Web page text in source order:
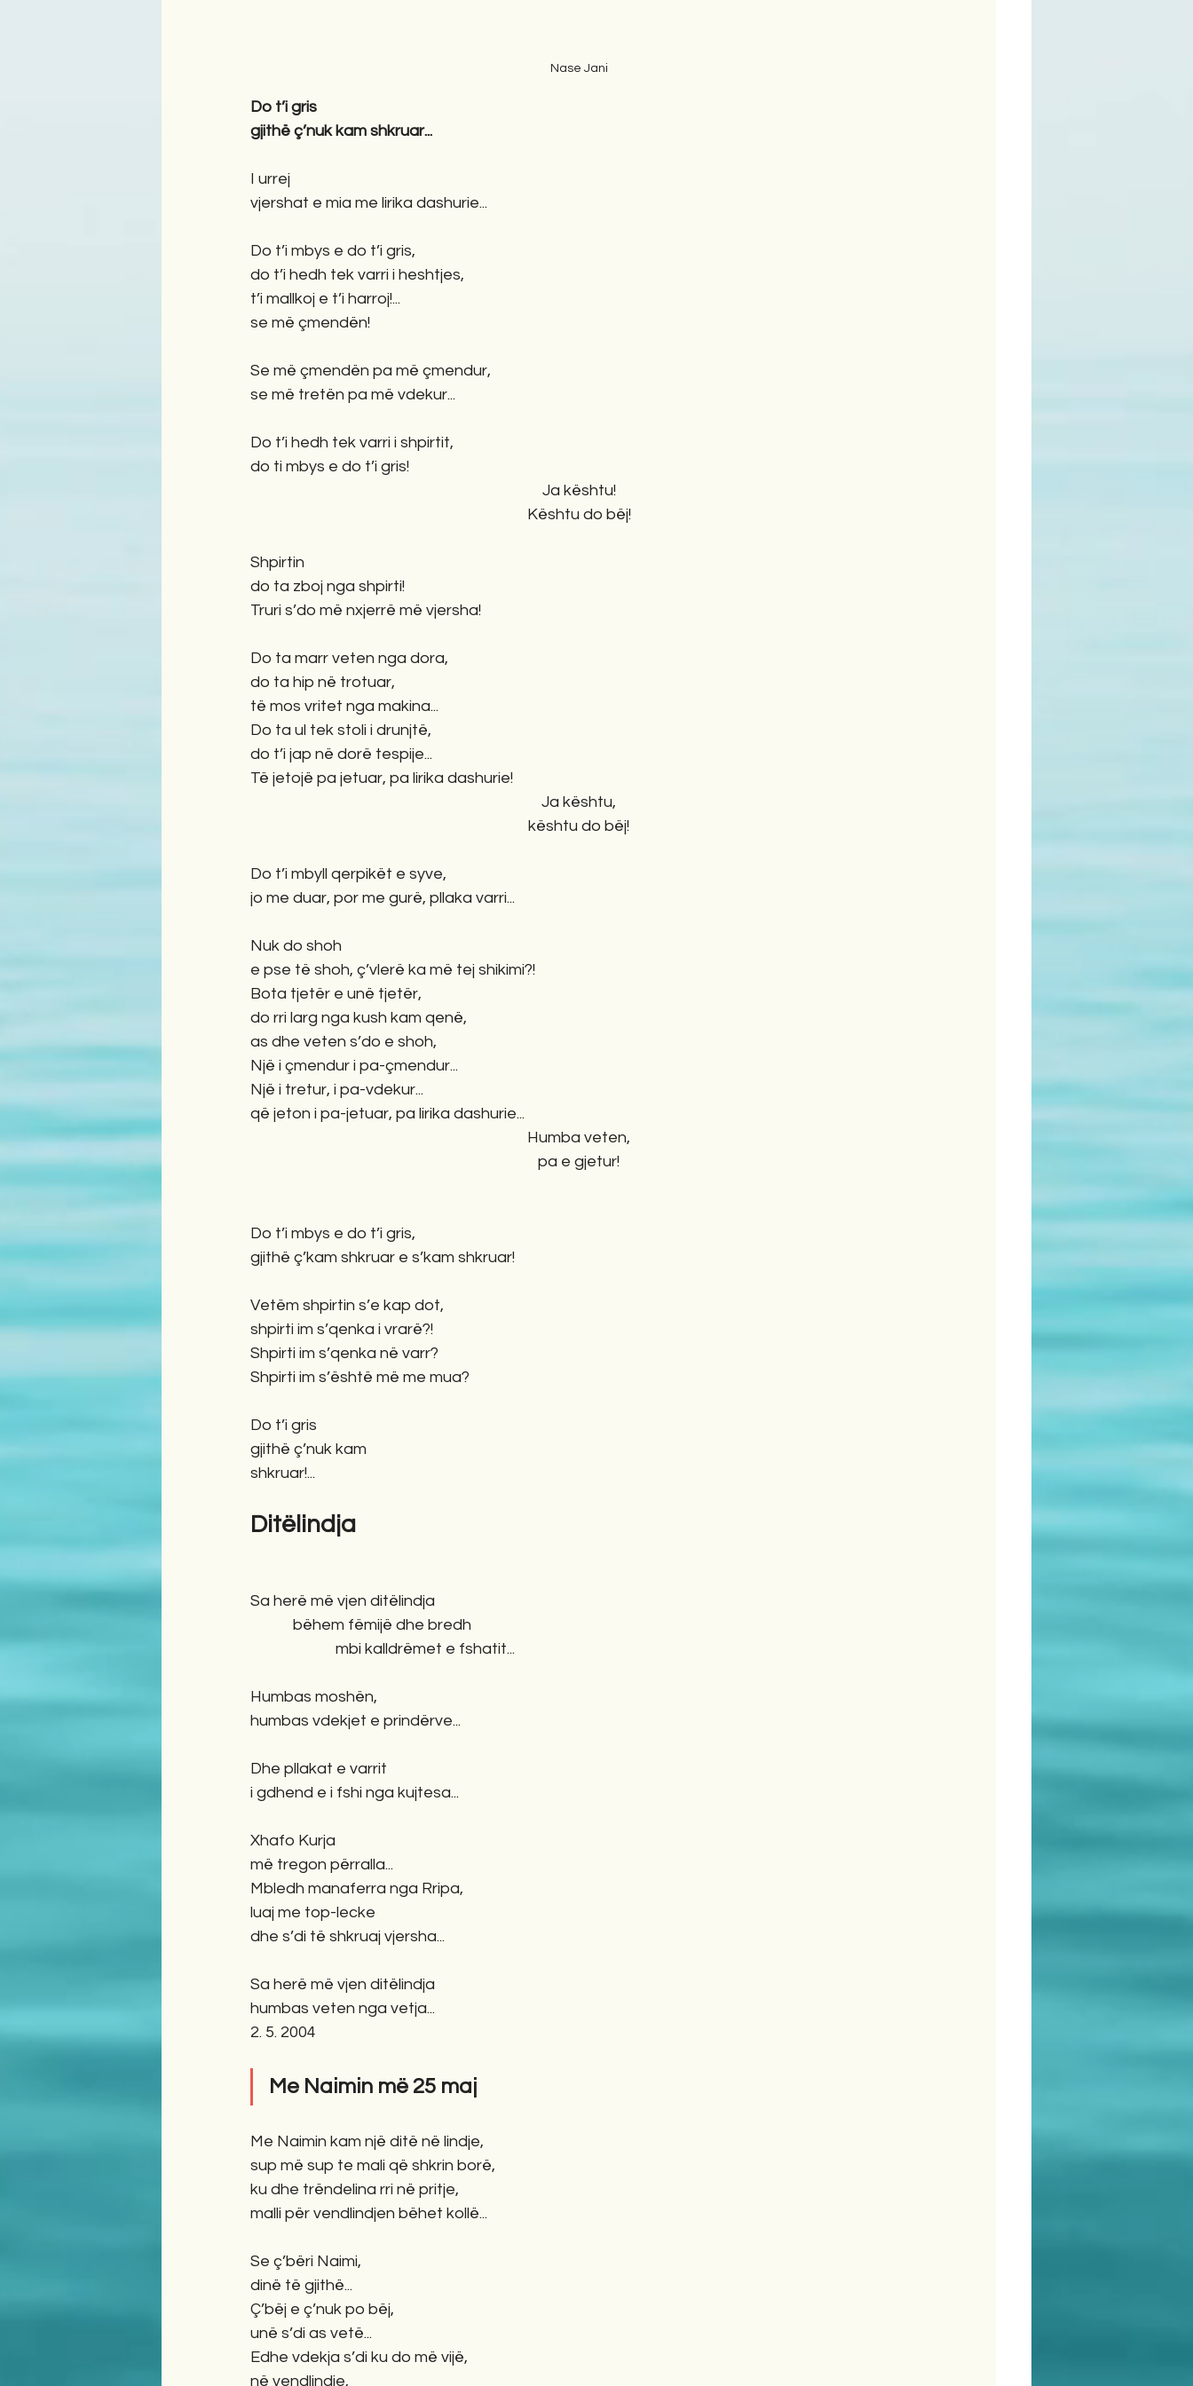
Nase Jani
Do t’i gris
gjithë ç’nuk kam shkruar...
I urrej
vjershat e mia me lirika dashurie...
Do t’i mbys e do t’i gris,
do t’i hedh tek varri i heshtjes,
t’i mallkoj e t’i harroj!...
se më çmendën!
Se më çmendën pa më çmendur,
se më tretën pa më vdekur...
Do t’i hedh tek varri i shpirtit,
do ti mbys e do t’i gris!
Ja kështu!
Kështu do bëj!
Shpirtin
do ta zboj nga shpirti!
Truri s’do më nxjerrë më vjersha!
Do ta marr veten nga dora,
do ta hip në trotuar,
të mos vritet nga makina...
Do ta ul tek stoli i drunjtë,
do t’i jap në dorë tespije...
Të jetojë pa jetuar, pa lirika dashurie!
Ja kështu,
kështu do bëj!
Do t’i mbyll qerpikët e syve,
jo me duar, por me gurë, pllaka varri...
Nuk do shoh
e pse të shoh, ç’vlerë ka më tej shikimi?!
Bota tjetër e unë tjetër,
do rri larg nga kush kam qenë,
as dhe veten s’do e shoh,
Një i çmendur i pa-çmendur...
Një i tretur, i pa-vdekur...
që jeton i pa-jetuar, pa lirika dashurie...
Humba veten,
pa e gjetur!
Do t’i mbys e do t’i gris,
gjithë ç’kam shkruar e s’kam shkruar!
Vetëm shpirtin s’e kap dot,
shpirti im s’qenka i vrarë?!
Shpirti im s’qenka në varr?
Shpirti im s’është më me mua?
Do t’i gris
gjithë ç’nuk kam
shkruar!...
Ditëlindja
Sa herë më vjen ditëlindja
            bëhem fëmijë dhe bredh
                        mbi kalldrëmet e fshatit...
Humbas moshën,
humbas vdekjet e prindërve...
Dhe pllakat e varrit
i gdhend e i fshi nga kujtesa...
Xhafo Kurja
më tregon përralla...
Mbledh manaferra nga Rripa,
luaj me top-lecke
dhe s’di të shkruaj vjersha...
Sa herë më vjen ditëlindja
humbas veten nga vetja...
2. 5. 2004
Me Naimin më 25 maj
Me Naimin kam një ditë në lindje,
sup më sup te mali që shkrin borë,
ku dhe trëndelina rri në pritje,
malli për vendlindjen bëhet kollë...
Se ç’bëri Naimi,
dinë të gjithë...
Ç’bëj e ç’nuk po bëj,
unë s’di as vetë...
Edhe vdekja s’di ku do më vijë,
në vendlindje,